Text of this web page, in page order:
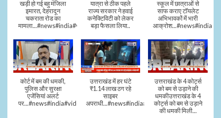
खड़ी हो गई बहु मंजिला
इमारत, देहरादून
चकराता रोड का
मामला...#news#india#video
यात्रा से ठीक पहले
राज्य सरकार ने हवाई
कनेक्टिविटी को लेकर
बड़ा फैसला लिया..
स्कूल में छात्राओं से
साफ कराए टॉयलेट
अभिभावकों में भारी
आक्रोश...#news#india
कोर्ट में बम की धमकी,
पुलिस और सुरक्षा
एजेंसियां अलर्ट
पर...#news#india#video#viral
उत्तराखंड में हर घंटे
₹1.14 लाख ठग रहे
साइबर
अपराधी...#news#india#video#viral
उत्तराखंड के 4 कोर्ट्स
को बम से उड़ाने की
धमकीउत्तराखंड के 4
कोर्ट्स को बम से उड़ाने
की धमकी मिली...